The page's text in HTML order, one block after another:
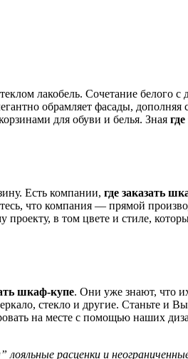
лакобель. Сочетание белого
обрамляет фасады,
для обуви и белья. Зная
Есть компании, где заказать
что компания — прямой
в том цвете и стиле,
шкаф-купе. Они уже знают, что
стекло и другие. Станьте и
на месте с помощью наших
расценки и